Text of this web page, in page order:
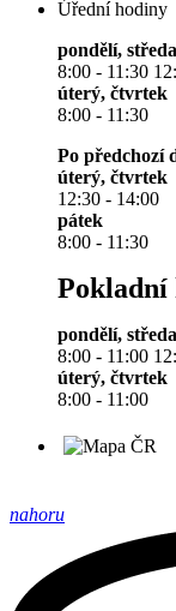
Úřední hodiny
pondělí, středa
8:00 - 11:30
úterý, čtvrtek
8:00 - 11:30
Po předchozí
úterý, čtvrtek
12:30 - 14:00
pátek
8:00 - 11:30
Pokladní
pondělí, středa
8:00 - 11:00
úterý, čtvrtek
8:00 - 11:00
nahoru